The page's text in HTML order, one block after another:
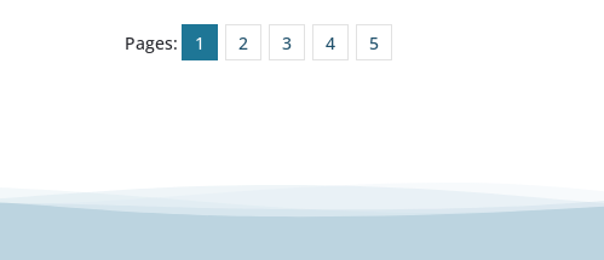
Pages: 1 2 3 4 5